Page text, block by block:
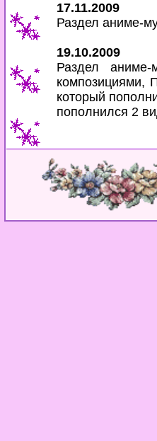
17.11.2009
Раздел аниме-
19.10.2009
Раздел
композициями,
который
пополнился 2